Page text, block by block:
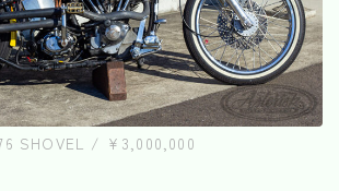
SHOVEL / ¥3,000,000